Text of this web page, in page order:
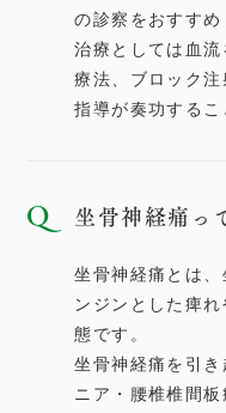
の診察をおすすめ
治療としては血
療法、ブロック
指導が奏功するこ
坐骨神経痛っ
坐骨神経痛とは
ンジンとした痺
態です。
坐骨神経痛を引
ニア・腰椎椎間